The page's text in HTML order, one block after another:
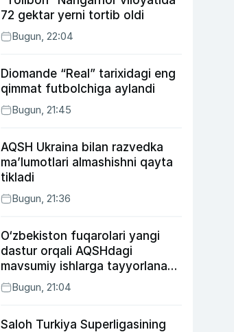
72 gektar yerni tortib oldi
Bugun, 22:04
Diomande “Real” tarixidagi eng
qimmat futbolchiga aylandi
Bugun, 21:45
AQSH Ukraina bilan razvedka
ma’lumotlari almashishni qayta
tikladi
Bugun, 21:36
O‘zbekiston fuqarolari yangi
dastur orqali AQSHdagi
mavsumiy ishlarga tayyorlanadi
va joylashtiriladi
Bugun, 21:04
Saloh Turkiya Superligasining